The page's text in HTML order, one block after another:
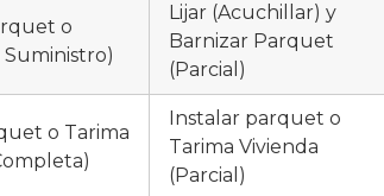
o
Suministro)
Lijar (Acuchillar) y
Barnizar Parquet
(Parcial)
o Tarima
Instalar parquet o
Tarima Vivienda
(Parcial)